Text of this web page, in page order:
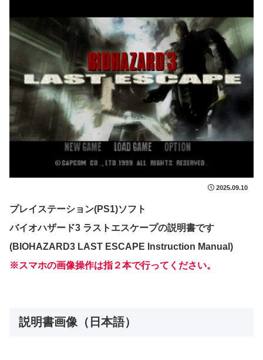
2025.09.10
プレイステーション(PS1)ソフト
バイオハザード3 ラストエスケープの説明書です
(BIOHAZARD3 LAST ESCAPE Instruction Manual)
※スマホの画像操作は指２本で行ってください。
説明書画像（日本語）